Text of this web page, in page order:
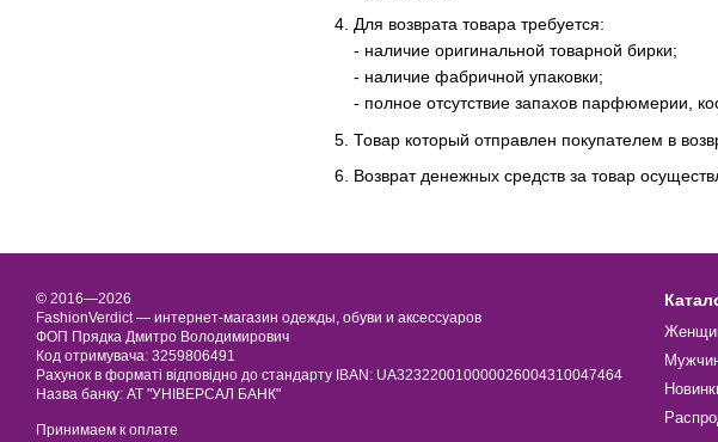
Для возврата товара требуется:
- наличие оригинальной товарной бирки;
- наличие фабричной упаковки;
- полное отсутствие запахов парфюмерии,
Товар который отправлен покупателем в
Возврат денежных средств за товар
© 2016—2026
FashionVerdict — интернет-магазин одежды, обуви и аксессуаров
ФОП Прядка Дмитро Володимирович
Код отримувача: 3259806491
Рахунок в форматі відповідно до стандарту IBAN: UA323220010000026004310047464
Назва банку: АТ "УНІВЕРСАЛ БАНК"
Принимаем к оплате